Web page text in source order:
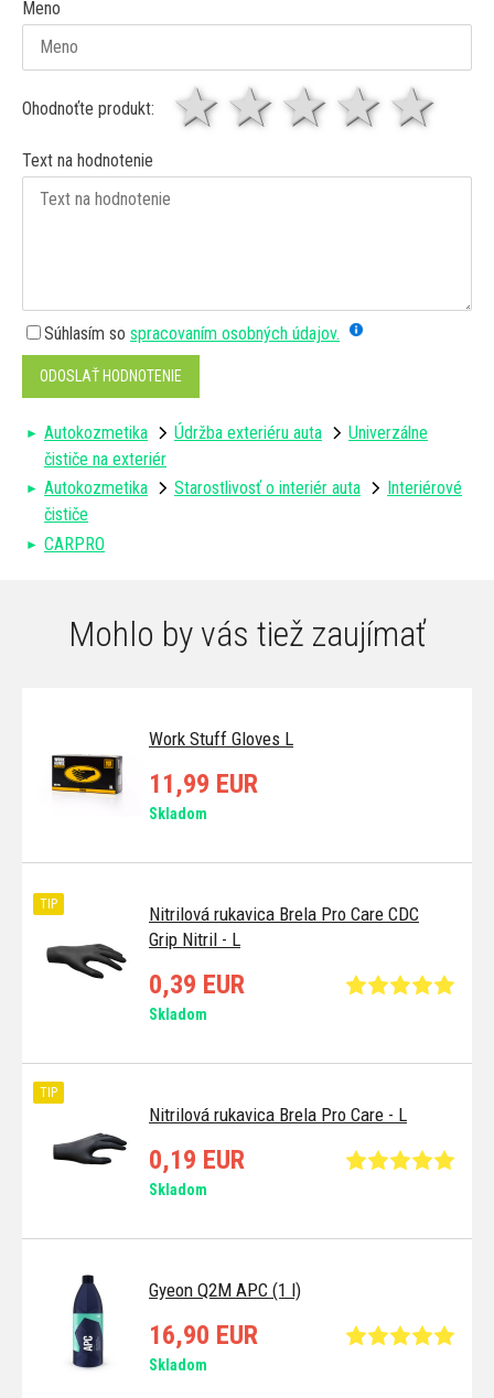
Meno
Ohodnoťte produkt: 4
3
2 hviezdy
1 hviezda
Text na hodnotenie
Súhlasím so spracovaním osobných údajov.
ODOSLAŤ HODNOTENIE
Autokozmetika Údržba exteriéru auta
Univerzálne
čističe na exteriér
Autokozmetika
Starostlivosť o interiér auta
Interiérové
čističe
CARPRO
Mohlo by vás tiež zaujímať
Work Stuff Gloves L
11,99 EUR
Skladom
Nitrilová rukavica Brela Pro Care CDC
Grip Nitril - L
TIP
0,39 EUR
Skladom
Nitrilová rukavica Brela Pro Care - L
TIP
0,19 EUR
Skladom
Gyeon Q2M APC (1 l)
16,90 EUR
Skladom